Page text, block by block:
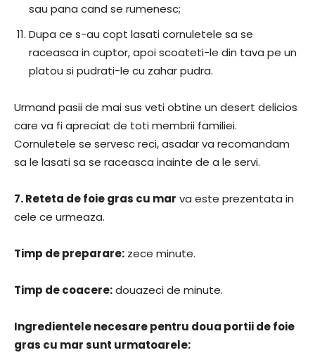
sau pana cand se rumenesc;
Dupa ce s-au copt lasati cornuletele sa se
raceasca in cuptor, apoi scoateti-le din tava pe un
platou si pudrati-le cu zahar pudra.
Urmand pasii de mai sus veti obtine un desert delicios
care va fi apreciat de toti membrii familiei.
Cornuletele se servesc reci, asadar va recomandam
sa le lasati sa se raceasca inainte de a le servi.
7.Reteta de foie gras cu mar va este prezentata in
cele ce urmeaza.
Timp de preparare: zece minute.
Timp de coacere:douazeci de minute.
Ingredientele necesare pentru doua portii de foie
gras cu mar sunt urmatoarele: